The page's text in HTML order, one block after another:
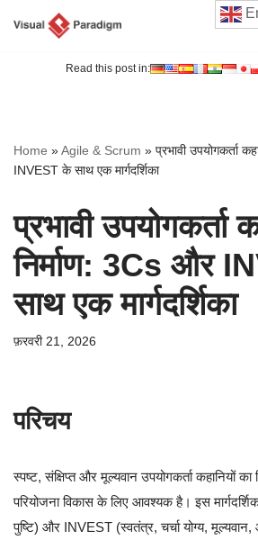
Read this post in:
Home »Agile & Scrum » प्रभावी उपयोगकर्ता
INVEST के साथ एक मार्गदर्शिका
प्रभावी उपयोगकर्ता
निर्माण: 3Cs और
साथ एक मार्गदर्शिका
फ़रवरी 21, 2026
परिचय
स्पष्ट, संक्षिप्त और मूल्यवान उपयोगकर्ता कहानियों
परियोजना विकास के लिए आवश्यक है। इस
पुष्टि) और INVEST (स्वतंत्र, चर्चा योग्य, मूल्यवान,